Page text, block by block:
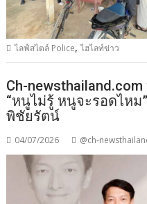
ไลฟ์สไตล์ Police,ไฮไลท์ข่าว
Ch-
“หนูไม่รู้ หนูจะรอดไหม
พิชัยรัตน์
04/07/2026 @ch-